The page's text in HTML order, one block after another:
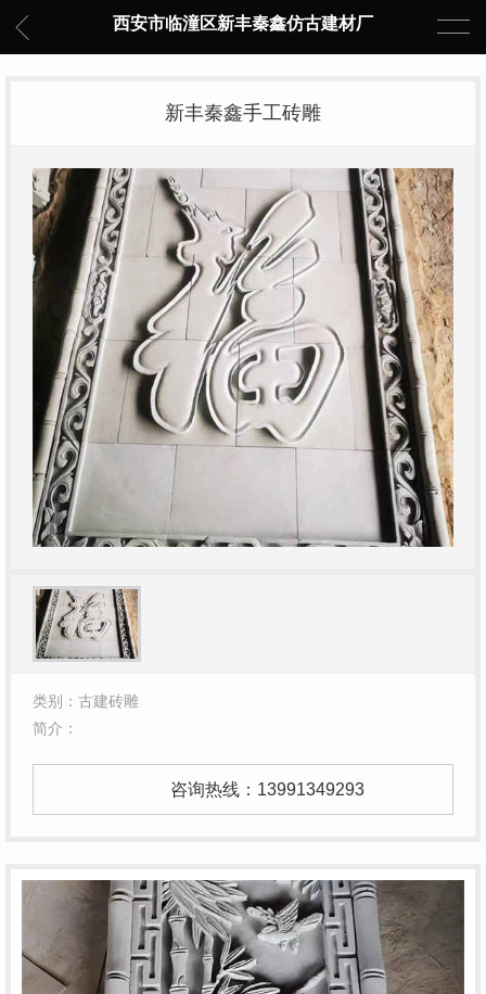
西安市临潼区新丰秦鑫仿古建材厂
新丰秦鑫手工砖雕
类别：古建砖雕
简介：
咨询热线： 13991349293